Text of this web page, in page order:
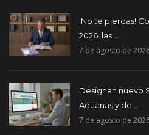
¡No te pierdas!
2026: las ...
7 de agosto de
Designan nuevo
Aduanas y de ...
7 de agosto de